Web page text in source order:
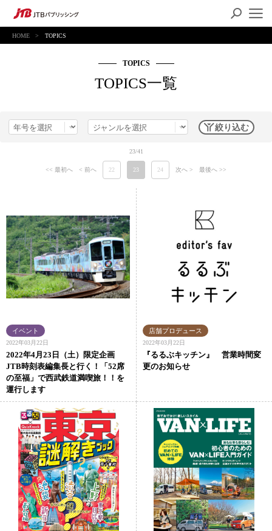
HOME TOPICS
TOPICS
TOPICS一覧
絞り込む
23/41
<< 最初へ < 前へ 22 23 24 次へ > 最後へ >>
2022年03月22日
2022年4月23日（土）限定企画
JTB時刻表編集長と行く！「52席
の至福」で西武鉄道満喫旅！！を
運行します
2022年03月22日
『るるぶキッチン』 営業時間変
更のお知らせ